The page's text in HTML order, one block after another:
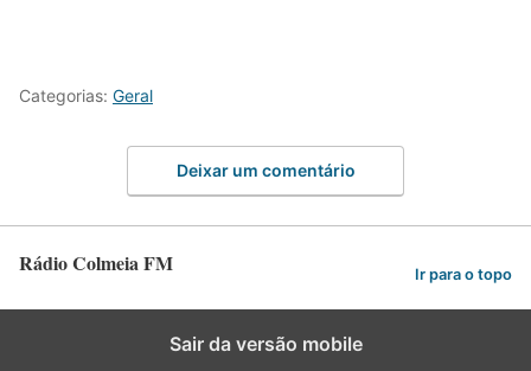
Categorias: Geral
Deixar um comentário
Rádio Colmeia FM Ir para o topo
Sair da versão mobile